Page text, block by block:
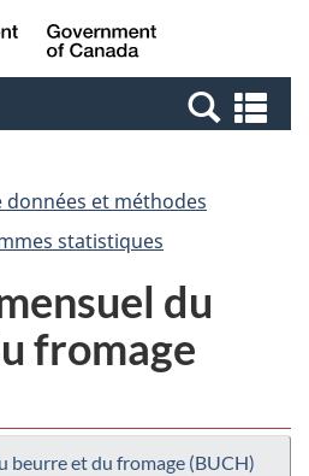
Passer
au
Passer
à
Canada
et
données et méthodes
statistiques
du
fromage
beurre et du fromage (BUCH)